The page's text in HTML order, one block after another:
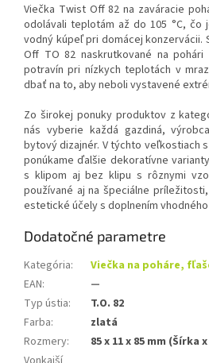
Viečka Twist Off 82 na zaváracie
odolávali teplotám až do 105 °C, čo
vodný kúpeľ pri domácej konzervácii.
Off TO 82 naskrutkované na pohári
potravín pri nízkych teplotách v
dbať na to, aby neboli vystavené
Zo širokej ponuky produktov z
nás vyberie každá gazdiná,
bytový dizajnér. V týchto veľkostiach
ponúkame ďalšie dekoratívne
s klipom aj bez klipu s rôznymi
používané aj na špeciálne
estetické účely s doplnením
Dodatočné parametre
Kategória:
Viečka na poháre,
EAN:
—
Typ ústia:
T.O. 82
Farba:
zlatá
Rozmery:
85 x 11 x 85 mm (Šírka